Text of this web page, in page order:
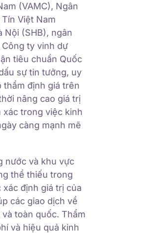
(VAMC), Ngân
Việt Nam
Nội (SHB), ngân
Công ty vinh dự
tiêu chuẩn Quốc
sự tin tưởng, uy
thẩm định giá trên
nâng cao giá trị
xác trong việc kinh
càng mạnh mẽ
nước và khu vực
thể thiếu trong
định giá trị của
các giao dịch về
toàn quốc. Thẩm
và hiệu quả kinh